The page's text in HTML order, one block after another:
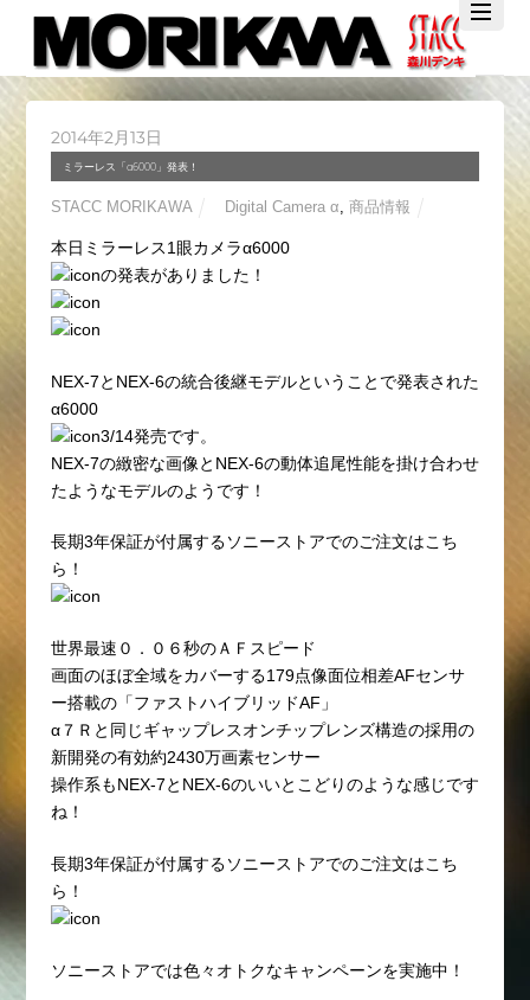
TwitterFacebook
YouTube
2014年2月13日
ミラーレス「α6000」発表！
STACC MORIKAWA Digital Camera α 商品情報
本日ミラーレス1眼カメラα6000
の発表がありました！
NEX-7とNEX-6の統合後継モデルということで発表された
α6000
3/14発売です。
NEX-7の緻密な画像とNEX-6の動体追尾性能を掛け合わせ
たようなモデルのようです！
長期3年保証が付属するソニーストアでのご注文はこち
ら！
世界最速０．０６秒のＡＦスピード
画面のほぼ全域をカバーする179点像面位相差AFセンサ
ー搭載の「ファストハイブリッドAF」
α７Ｒと同じギャップレスオンチップレンズ構造の採用の
新開発の有効約2430万画素センサー
操作系もNEX-7とNEX-6のいいとこどりのような感じです
ね！
長期3年保証が付属するソニーストアでのご注文はこち
ら！
ソニーストアでは色々オトクなキャンペーンを実施中！